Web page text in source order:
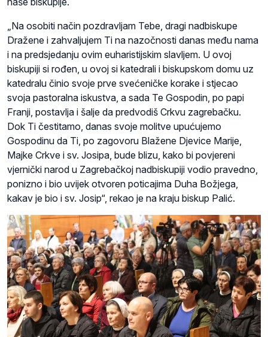
„Na osobiti način pozdravljam Tebe, dragi nadbiskupe
Dražene i zahvaljujem Ti na nazočnosti danas među nama
i na predsjedanju ovim euharistijskim slavljem. U ovoj
biskupiji si rođen, u ovoj si katedrali i biskupskom domu uz
katedralu činio svoje prve svećeničke korake i stjecao
svoja pastoralna iskustva, a sada Te Gospodin, po papi
Franji, postavlja i šalje da predvodiš Crkvu zagrebačku.
Dok Ti čestitamo, danas svoje molitve upućujemo
Gospodinu da Ti, po zagovoru Blažene Djevice Marije,
Majke Crkve i sv. Josipa, bude blizu, kako bi povjereni
vjernički narod u Zagrebačkoj nadbiskupiji vodio pravedno,
ponizno i bio uvijek otvoren poticajima Duha Božjega,
kakav je bio i sv. Josip“, rekao je na kraju biskup Palić.